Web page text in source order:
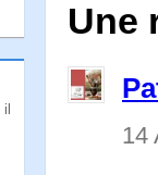
il
Une
14